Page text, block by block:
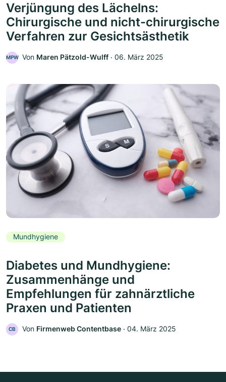
Verjüngung des Lächelns:
Chirurgische und nicht-chirurgische
Verfahren zur Gesichtsästhetik
MPW Von Maren Pätzold-Wulff ‧ 06. März 2025
Mundhygiene
Diabetes und Mundhygiene:
Zusammenhänge und
Empfehlungen für zahnärztliche
Praxen und Patienten
CB Von Firmenweb Contentbase ‧ 04. März 2025